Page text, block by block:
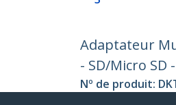
Adaptateur
- SD/Micro SD
Nº de produit: